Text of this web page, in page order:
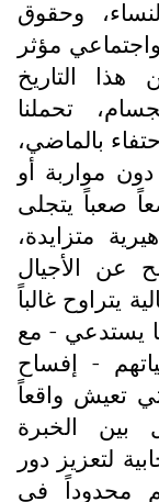
وحقوق
مؤثر
التاريخ
تحملنا
بالماضي،
مواربة أو
صعباً يتجلى
متزايدة،
عن الأجيال
يتراوح غالباً
يستدعي - مع
- إفساح
تعيش واقعاً
بين الخبرة
لتعزيز دور
محدوداً في